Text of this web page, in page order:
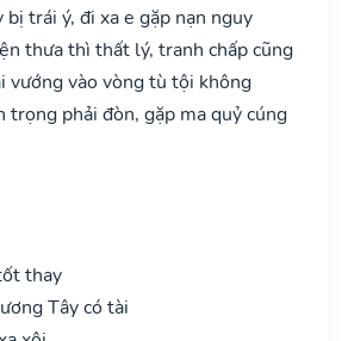
bị trái ý, đi xa e gặp nạn nguy
thưa thì thất lý, tranh chấp cũng
vướng vào vòng tù tội không
trọng phải đòn, gặp ma quỷ cúng
thay
Tây có tài